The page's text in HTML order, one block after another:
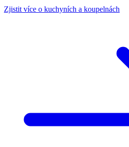
Zjistit více o kuchyních a koupelnách